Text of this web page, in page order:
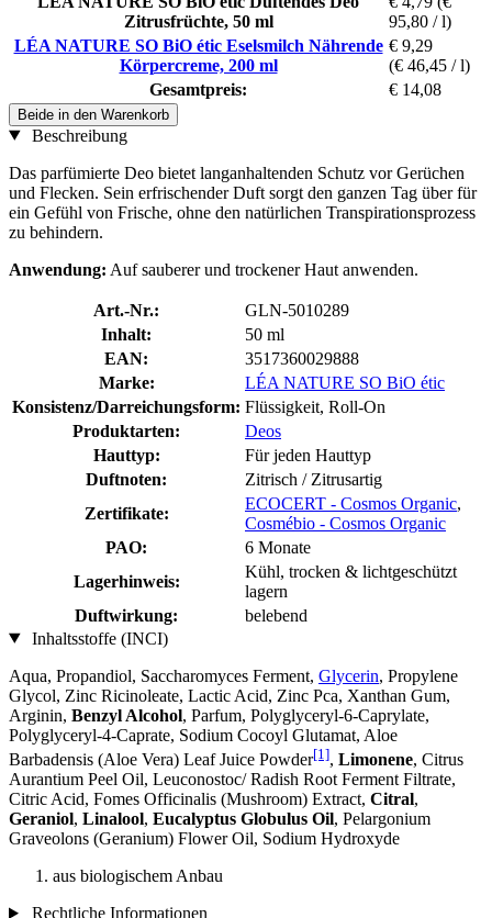
Zitrusfrüchte, 50 ml
95,80 / l)
LÉA NATURE SO BiO étic Eselsmilch Nährende
Körpercreme, 200 ml
€ 9,29
(€ 46,45 / l)
Gesamtpreis:
€ 14,08
Beide in den Warenkorb
Beschreibung
Das parfümierte Deo bietet langanhaltenden Schutz vor Gerüchen
und Flecken. Sein erfrischender Duft sorgt den ganzen Tag über für
ein Gefühl von Frische, ohne den natürlichen Transpirationsprozess
zu behindern.
Anwendung: Auf sauberer und trockener Haut anwenden.
Art.-Nr.:
GLN-5010289
Inhalt:
50 ml
EAN:
3517360029888
Marke:
LÉA NATURE SO BiO étic
Konsistenz/Darreichungsform: Flüssigkeit, Roll-On
Produktarten:
Deos
Hauttyp:
Für jeden Hauttyp
Duftnoten:
Zitrisch / Zitrusartig
Zertifikate:
ECOCERT - Cosmos Organic,
Cosmébio - Cosmos Organic
PAO:
6 Monate
Lagerhinweis:
Kühl, trocken & lichtgeschützt
lagern
Duftwirkung:
belebend
Inhaltsstoffe (INCI)
Aqua, Propandiol, Saccharomyces Ferment, Glycerin, Propylene
Glycol, Zinc Ricinoleate, Lactic Acid, Zinc Pca, Xanthan Gum,
Arginin, Benzyl Alcohol, Parfum, Polyglyceryl-6-Caprylate,
Polyglyceryl-4-Caprate, Sodium Cocoyl Glutamat, Aloe
Barbadensis (Aloe Vera) Leaf Juice Powder[1], Limonene, Citrus
Aurantium Peel Oil, Leuconostoc/ Radish Root Ferment Filtrate,
Citric Acid, Fomes Officinalis (Mushroom) Extract, Citral,
Geraniol, Linalool, Eucalyptus Globulus Oil, Pelargonium
Graveolons (Geranium) Flower Oil, Sodium Hydroxyde
aus biologischem Anbau
Rechtliche Informationen